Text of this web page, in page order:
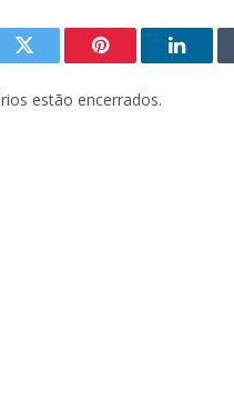
Twitter Pinterest
estão encerrados.